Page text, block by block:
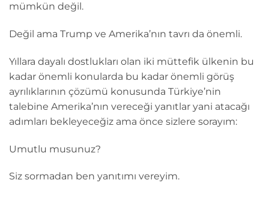
mümkün değil.
Değil ama Trump ve Amerika’nın tavrı da önemli.
Yıllara dayalı dostlukları olan iki müttefik ülkenin bu
kadar önemli konularda bu kadar önemli görüş
ayrılıklarının çözümü konusunda Türkiye’nin
talebine Amerika’nın vereceği yanıtlar yani atacağı
adımları bekleyeceğiz ama önce sizlere sorayım:
Umutlu musunuz?
Siz sormadan ben yanıtımı vereyim.